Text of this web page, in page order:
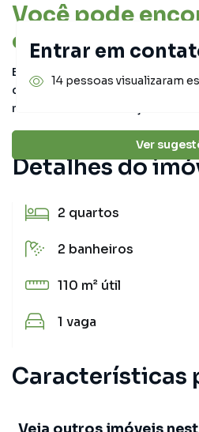
Você pode
oportunidades!
Este imóvel não está mais
conferir outros em nosso site
receber mais informações.
Ver
Detalhes do
2 quartos
2 banheiros
110 m² útil
1 vaga
Características
Entrar em
14 pessoas visualizaram